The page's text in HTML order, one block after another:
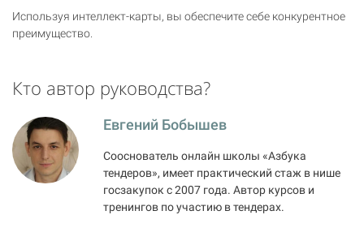
Используя интеллект-карты, вы обеспечите себе конкурентное
преимущество.
Кто автор руководства?
Евгений Бобышев
Сооснователь онлайн школы «Азбука
тендеров», имеет практический стаж в нише
госзакупок с 2007 года. Автор курсов и
тренингов по участию в тендерах.